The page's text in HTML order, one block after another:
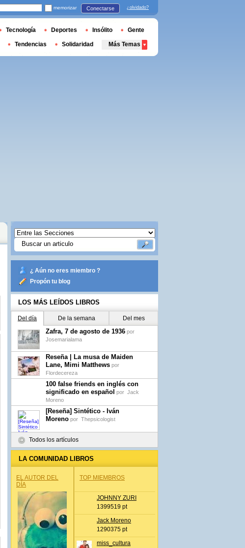
¿ Aún no eres miembro ?
Propón tu blog
LOS MÁS LEÍDOS LIBROS
Del día De la semana Del mes
Zafra, 7 de agosto de 1936 por
Josemarialama
Reseña | La musa de Maiden
Lane, Mimi Matthews por
Flordecereza
100 false friends en inglés con
significado en español por Jack
Moreno
[Reseña] Sintético - Iván
Moreno por Thepsicologist
Todos los artículos
LA COMUNIDAD LIBROS
EL AUTOR DEL
DÍA
TOP MIEMBROS
JOHNNY ZURI
1399519 pt
Jack Moreno
1290375 pt
miss_cultura
memorizar Conectarse ¿olvidado?
Tecnología Deportes Insólito Gente
Tendencias Solidaridad Más Temas